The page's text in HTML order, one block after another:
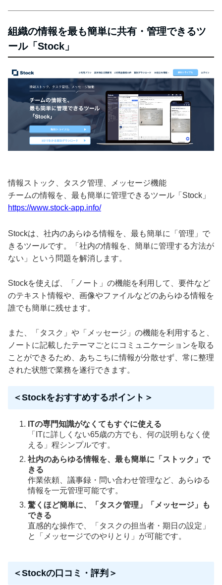
組織の情報を最も簡単に共有・管理できるツ
ール「Stock」
情報ストック、タスク管理、メッセージ機能
チームの情報を、最も簡単に管理できるツール「Stock」
https://www.stock-app.info/
Stockは、社内のあらゆる情報を、最も簡単に「管理」で
きるツールです。「社内の情報を、簡単に管理する方法が
ない」という問題を解消します。
Stockを使えば、「ノート」の機能を利用して、要件など
のテキスト情報や、画像やファイルなどのあらゆる情報を
誰でも簡単に残せます。
また、「タスク」や「メッセージ」の機能を利用すると、
ノートに記載したテーマごとにコミュニケーションを取る
ことができるため、あちこちに情報が分散せず、常に整理
された状態で業務を遂行できます。
＜Stockをおすすめするポイント＞
ITの専門知識がなくてもすぐに使える
「ITに詳しくない65歳の方でも、何の説明もなく使
える」程シンプルです。
社内のあらゆる情報を、最も簡単に「ストック」で
きる
作業依頼、議事録・問い合わせ管理など、あらゆる
情報を一元管理可能です。
驚くほど簡単に、「タスク管理」「メッセージ」も
できる
直感的な操作で、「タスクの担当者・期日の設定」
と「メッセージでのやりとり」が可能です。
＜Stockの口コミ・評判＞